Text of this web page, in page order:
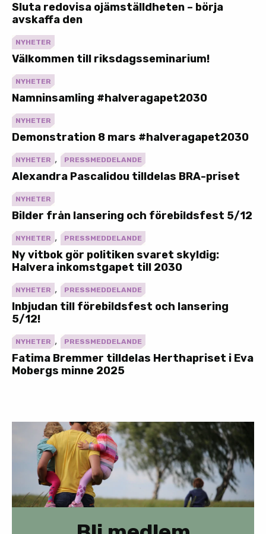
Sluta redovisa ojämställdheten – börja
avskaffa den
NYHETER
Välkommen till riksdagsseminarium!
NYHETER
Namninsamling #halveragapet2030
NYHETER
Demonstration 8 mars #halveragapet2030
NYHETER , PRESSMEDDELANDE
Alexandra Pascalidou tilldelas BRA-priset
NYHETER
Bilder från lansering och förebildsfest 5/12
NYHETER , PRESSMEDDELANDE
Ny vitbok gör politiken svaret skyldig:
Halvera inkomstgapet till 2030
NYHETER , PRESSMEDDELANDE
Inbjudan till förebildsfest och lansering
5/12!
NYHETER , PRESSMEDDELANDE
Fatima Bremmer tilldelas Herthapriset i Eva
Mobergs minne 2025